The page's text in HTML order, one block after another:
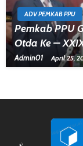
ADV PEMKAB PPU
Pemkab PPU
Otda Ke –
Admin01 April 25,